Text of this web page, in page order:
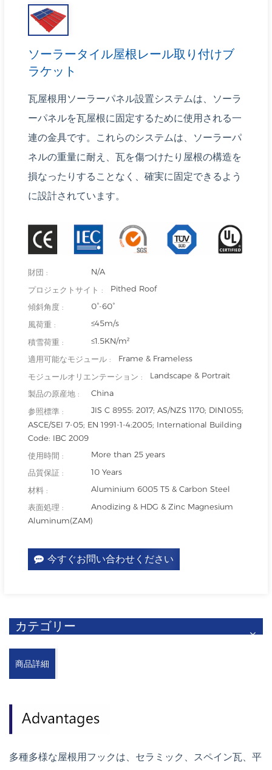
ソーラータイル屋根レール取り付けブ
ラケット
瓦屋根用ソーラーパネル設置システムは、ソーラ
ーパネルを瓦屋根に固定するために使用される一
連の金具です。これらのシステムは、ソーラーパ
ネルの重量に耐え、瓦を傷つけたり屋根の構造を
損なったりすることなく、確実に固定できるよう
に設計されています。
財団 :
N/A
プロジェクトサイト :
Pithed Roof
傾斜角度 :
0°-60°
風荷重 :
≤45m/s
積雪荷重 :
≤1.5KN/m²
適用可能なモジュール :
Frame & Frameless
モジュールオリエンテーション :
Landscape & Portrait
製品の原産地 :
China
参照標準 :
JIS C 8955: 2017; AS/NZS 1170; DIN1055;
ASCE/SEI 7-05; EN 1991-1-4:2005; International Building
Code: IBC 2009
使用時間 :
More than 25 years
品質保証 :
10 Years
材料 :
Aluminium 6005 T5 & Carbon Steel
表面処理 :
Anodizing & HDG & Zinc Magnesium
Aluminum(ZAM)
今すぐお問い合わせください
カテゴリー
商品詳細
多種多様な屋根用フックは、セラミック、スペイン瓦、平